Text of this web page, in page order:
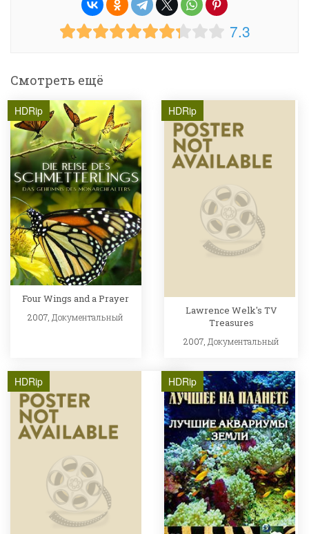
7.3
Смотреть ещё
HDRip
Four Wings and a Prayer
2007, Документальный
HDRip
Lawrence Welk's TV
Treasures
2007, Документальный
HDRip HDRip